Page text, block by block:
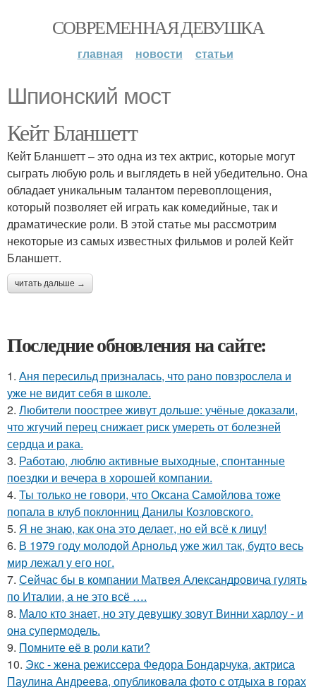
СОВРЕМЕННАЯ ДЕВУШКА
главная новости статьи
Шпионский мост
Кейт Бланшетт
Кейт Бланшетт – это одна из тех актрис, которые могут
сыграть любую роль и выглядеть в ней убедительно. Она
обладает уникальным талантом перевоплощения,
который позволяет ей играть как комедийные, так и
драматические роли. В этой статье мы рассмотрим
некоторые из самых известных фильмов и ролей Кейт
Бланшетт.
читать дальше →
Последние обновления на сайте:
1. Аня пересильд призналась, что рано повзрослела и
уже не видит себя в школе.
2. Любители поострее живут дольше: учёные доказали,
что жгучий перец снижает риск умереть от болезней
сердца и рака.
3. Работаю, люблю активные выходные, спонтанные
поездки и вечера в хорошей компании.
4. Ты только не говори, что Оксана Самойлова тоже
попала в клуб поклонниц Данилы Козловского.
5. Я не знаю, как она это делает, но ей всё к лицу!
6. В 1979 году молодой Арнольд уже жил так, будто весь
мир лежал у его ног.
7. Сейчас бы в компании Матвея Александровича гулять
по Италии, а не это всё ….
8. Мало кто знает, но эту девушку зовут Винни харлоу - и
она супермодель.
9. Помните её в роли кати?
10. Экс - жена режиссера Федора Бондарчука, актриса
Паулина Андреева, опубликовала фото с отдыха в горах